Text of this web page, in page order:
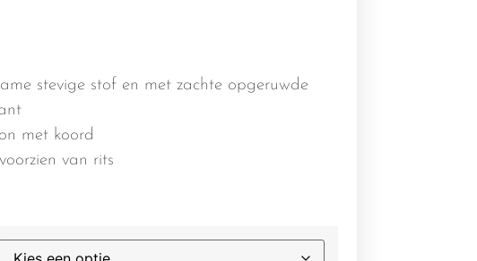
stevige stof en met zachte opgeruwde
met koord
van rits